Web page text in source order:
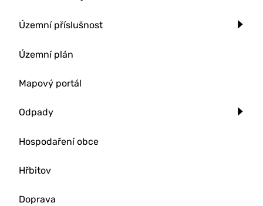
Územní příslušnost
Územní plán
Mapový portál
Odpady
Hospodaření obce
Hřbitov
Doprava